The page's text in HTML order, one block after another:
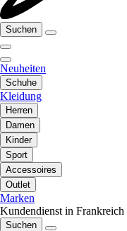
Suchen
Neuheiten
Schuhe
Kleidung
Herren
Damen
Kinder
Sport
Accessoires
Outlet
Marken
Kundendienst in Frankreich
Suchen